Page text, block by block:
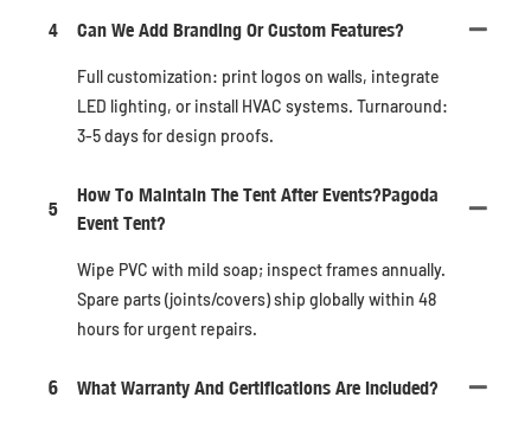
4 Can We Add Branding Or Custom Features?
Full customization: print logos on walls, integrate
LED lighting, or install HVAC systems. Turnaround:
3-5 days for design proofs.
5
How To Maintain The Tent After Events?Pagoda
Event Tent?
Wipe PVC with mild soap; inspect frames annually.
Spare parts (joints/covers) ship globally within 48
hours for urgent repairs.
6 What Warranty And Certifications Are Included?